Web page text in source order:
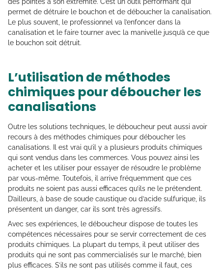
des pointes à son extrémité. C’est un outil performant qui
permet de détruire le bouchon et de déboucher la canalisation.
Le plus souvent, le professionnel va l’enfoncer dans la
canalisation et le faire tourner avec la manivelle jusqu’à ce que
le bouchon soit détruit.
L’utilisation de méthodes
chimiques pour déboucher les
canalisations
Outre les solutions techniques, le déboucheur peut aussi avoir
recours à des méthodes chimiques pour déboucher les
canalisations. Il est vrai qu’il y a plusieurs produits chimiques
qui sont vendus dans les commerces. Vous pouvez ainsi les
acheter et les utiliser pour essayer de résoudre le problème
par vous-même. Toutefois, il arrive fréquemment que ces
produits ne soient pas aussi efficaces qu’ils ne le prétendent.
D’ailleurs, à base de soude caustique ou d’acide sulfurique, ils
présentent un danger, car ils sont très agressifs.
Avec ses expériences, le déboucheur dispose de toutes les
compétences nécessaires pour se servir correctement de ces
produits chimiques. La plupart du temps, il peut utiliser des
produits qui ne sont pas commercialisés sur le marché, bien
plus efficaces. S’ils ne sont pas utilisés comme il faut, ces